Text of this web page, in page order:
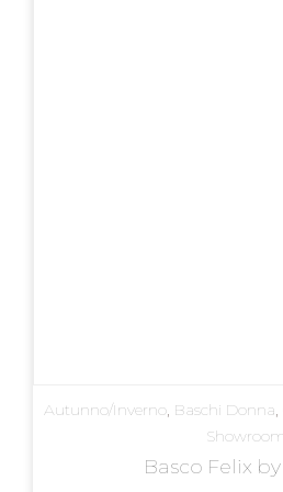
Autunno/Inverno, Baschi Donna,
Basco Felix